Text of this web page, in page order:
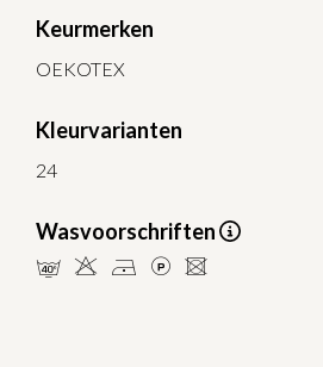
Keurmerken
OEKOTEX
Kleurvarianten
24
Wasvoorschriften
nHDLU